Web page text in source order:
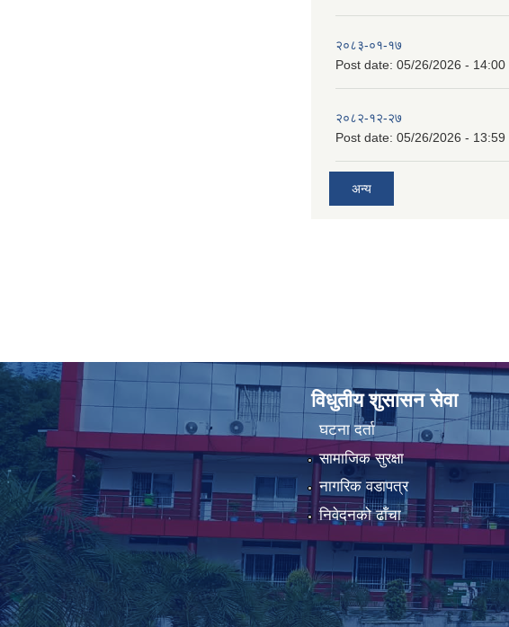
२०८३-०१-१७
Post date: 05/26/2026 - 14:00
२०८२-१२-२७
Post date: 05/26/2026 - 13:59
अन्य
विधुतीय शुसासन सेवा
घटना दर्ता
सामाजिक सुरक्षा
नागरिक वडापत्र
निवेदनको ढाँचा